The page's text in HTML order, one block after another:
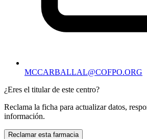
MCCARBALLAL@COFPO.ORG
¿Eres el titular de este centro?
Reclama la ficha para actualizar datos,
información.
Reclamar esta farmacia